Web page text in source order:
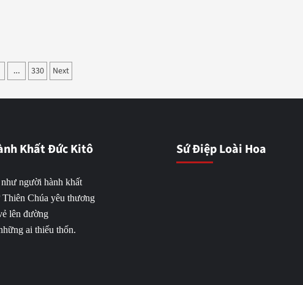
… 330 Next
Khất Đức Kitô
người hành khất
Chúa yêu thương
lên đường
ai thiếu thốn.
Sứ Điệp Loài Hoa